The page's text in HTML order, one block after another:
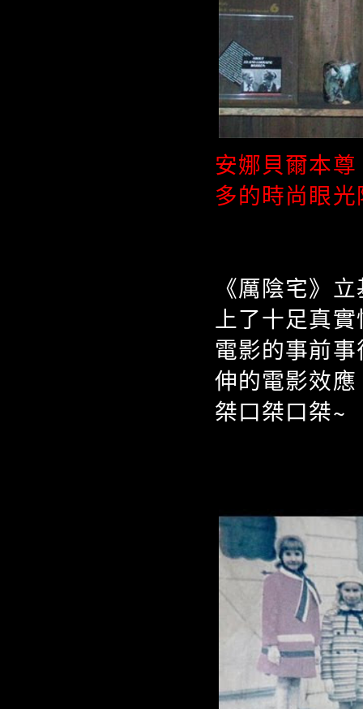
安娜貝爾本
多的時尚眼
《厲陰宅》
上了十足真
電影的事前
伸的電影效
桀口桀口桀~